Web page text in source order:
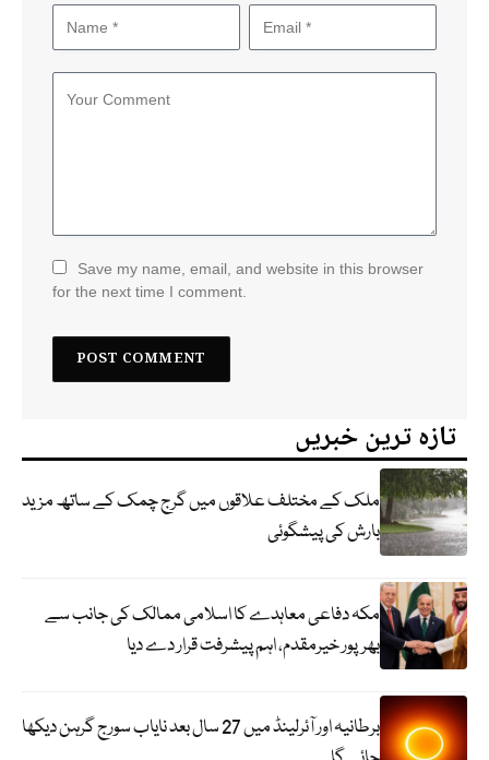
Save my name, email, and website in this browser
for the next time I comment.
تازہ ترین خبریں
ملک کے مختلف علاقوں میں گرج چمک کے ساتھ مزید
بارش کی پیشگوئی
مکہ دفاعی معاہدے کا اسلامی ممالک کی جانب سے
بھرپور خیرمقدم، اہم پیشرفت قرار دے دیا
برطانیہ اور آئرلینڈ میں 27 سال بعد نایاب سورج گرہن دیکھا